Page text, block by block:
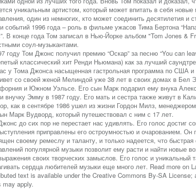
уникальным артистом, который может впитать в себя
один из немногих, кто может соединить десятилетия и
событий 1996 года – роль в фильме ужасов Тима Бертона
В конце года Том записал в Нью-Йорке альбом "Tom Jones &
соул-музыкантами.
году Том Джонс получил премию “Оскар” за песню “You can
классический хит Ренди Ньюмана) как за лучший
у Тома Джонса насыщенная гастрольная программа по США
со своей женой Мелиндой уже 38 лет в своих домах в Бел
и Южном Уэльсе. Его сын Марк подарил ему внука
внучку Эмму в 1987 году. Его мать и сестра также живут в
как в сентябре 1986 ушел из жизни Гордон Милз,
Марк Вудворд, который путешествовал с ним с 17 лет.
до сих пор не перестает нас удивлять. Его голос достиг
приправлены его остроумностью и очарованием. Он
своему ремеслу и таланту, и только надеется, что
популярной музыки позволит ему расти и найти новые
своих творческих замыслов. Его голос и уникальный
сердца любителей музыки еще много лет. Read more on
text is available under the Creative Commons By-SA License;
may apply.